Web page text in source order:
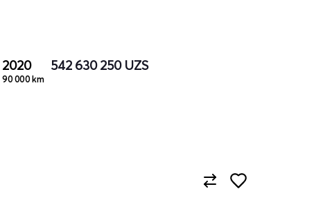
2020
90 000 km
542 630 250 UZS